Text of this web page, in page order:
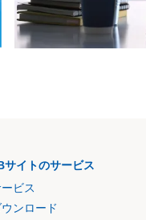
サイトのサービス
ビス
ンロード